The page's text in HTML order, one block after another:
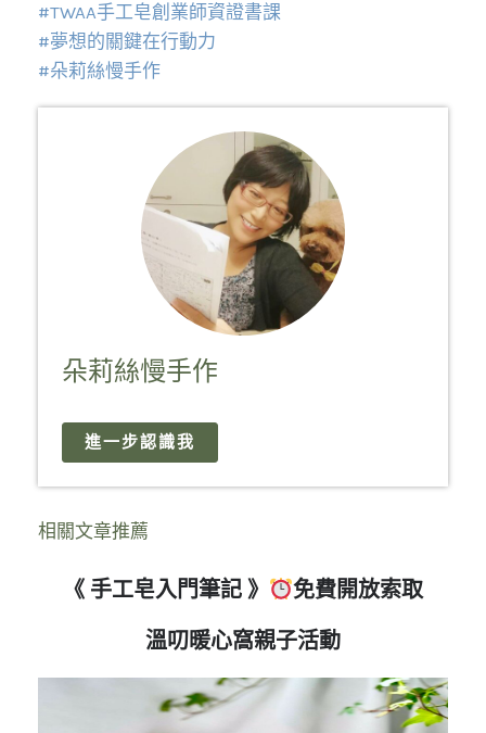
#TWAA手工皂創業師資證書課
#夢想的關鍵在行動力
#朵莉絲慢手作
朵莉絲慢手作
進一步認識我
相關文章推薦
《 手工皂入門筆記 》 免費開放索取
溫叨暖心窩親子活動